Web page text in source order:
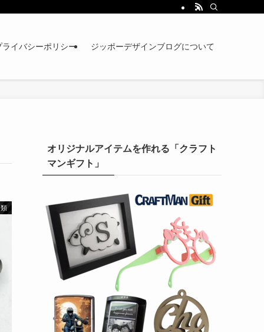
ライバシーポリシー ジッポーデザインブログについて
オリジナルアイテムを作れる「クラフト
マンギフト」